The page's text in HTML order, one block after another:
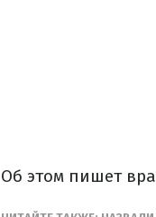
Об этом пишет